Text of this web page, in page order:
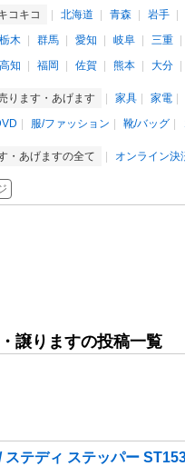
コキコ 北海道 青森 岩手
栃木 群馬 愛知 岐阜 三重
高知 福岡 佐賀 熊本 大分
ります・あげます 家具 家電
服/ファッション 靴/バッグ
・あげますの全て オンライン決
譲りますの投稿一覧
ステディ ステッパー